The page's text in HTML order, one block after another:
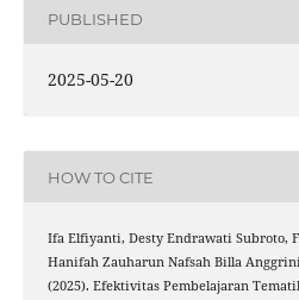
PUBLISHED
2025-05-20
HOW TO CITE
Ifa Elfiyanti, Desty Endrawati Subroto,
Hanifah Zauharun Nafsah Billa
(2025). Efektivitas Pembelajaran